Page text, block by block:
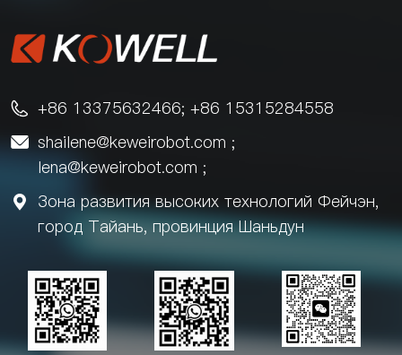
 +86 13375632466; +86 15315284558
 shailene@keweirobot.com ;
lena@keweirobot.com ;

Зона развития высоких технологий Фейчэн,
город Тайань, провинция Шаньдун